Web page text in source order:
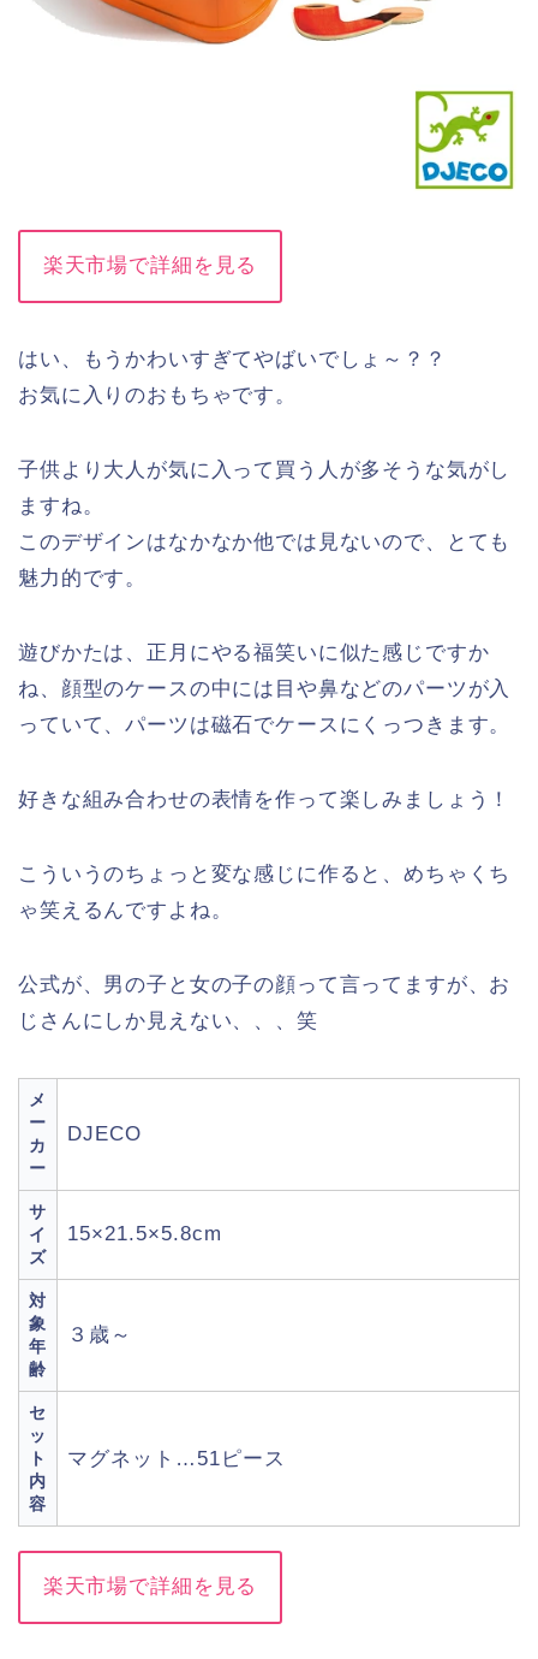
楽天市場で詳細を見る
はい、もうかわいすぎてやばいでしょ～？？
お気に入りのおもちゃです。
子供より大人が気に入って買う人が多そうな気がし
ますね。
このデザインはなかなか他では見ないので、とても
魅力的です。
遊びかたは、正月にやる福笑いに似た感じですか
ね、顔型のケースの中には目や鼻などのパーツが入
っていて、パーツは磁石でケースにくっつきます。
好きな組み合わせの表情を作って楽しみましょう！
こういうのちょっと変な感じに作ると、めちゃくち
ゃ笑えるんですよね。
公式が、男の子と女の子の顔って言ってますが、お
じさんにしか見えない、、、笑
メ
ー
カ
ー
DJECO
サ
イ
ズ
15×21.5×5.8cm
対
象
年
齢
３歳～
セ
ッ
ト
内
容
マグネット…51ピース
楽天市場で詳細を見る